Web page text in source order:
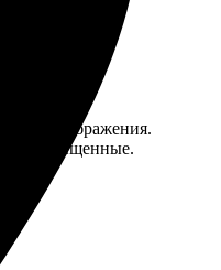
изображения.
и насыщенные.